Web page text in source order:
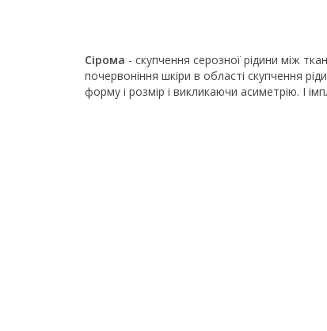
Сірома - скупчення серозної рідини між
почервоніння шкіри в області скупчення
форму і розмір і викликаючи асиметрію. І